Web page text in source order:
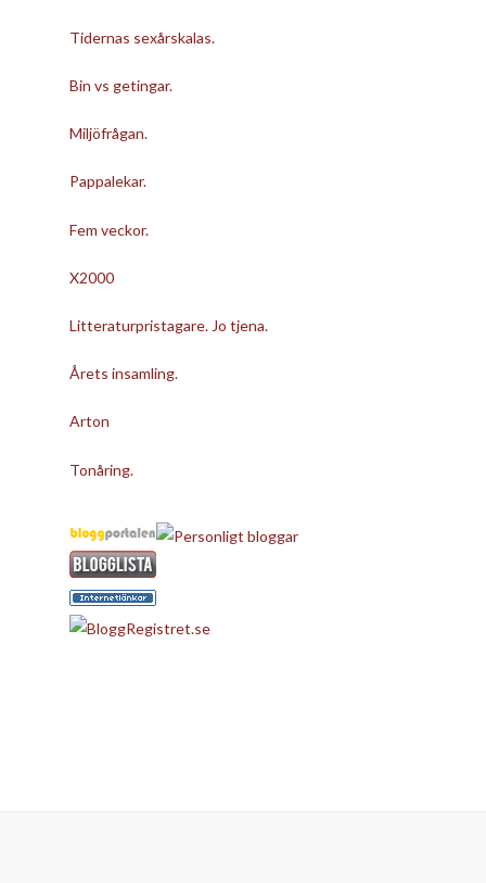
Tidernas sexårskalas.
Bin vs getingar.
Miljöfrågan.
Pappalekar.
Fem veckor.
X2000
Litteraturpristagare. Jo tjena.
Årets insamling.
Arton
Tonåring.